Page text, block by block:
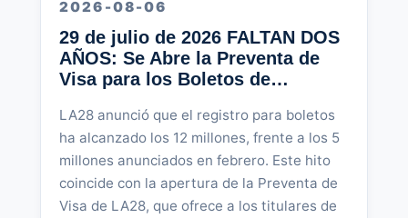
2026-08-06
29 de julio de 2026 FALTAN DOS
AÑOS: Se Abre la Preventa de
Visa para los Boletos de…
LA28 anunció que el registro para boletos
ha alcanzado los 12 millones, frente a los 5
millones anunciados en febrero. Este hito
coincide con la apertura de la Preventa de
Visa de LA28, que ofrece a los titulares de